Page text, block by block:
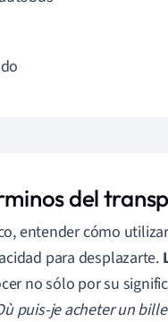
del
entender cómo
para desplazarte.
no sólo por su
puis-je acheter un